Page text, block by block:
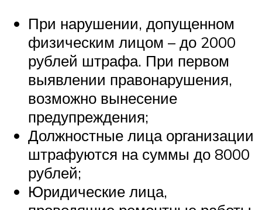
При нарушении, допущенном
физическим лицом – до 2000
рублей штрафа. При первом
выявлении правонарушения,
возможно вынесение
предупреждения;
Должностные лица организации
штрафуются на суммы до 8000
рублей;
Юридические лица,